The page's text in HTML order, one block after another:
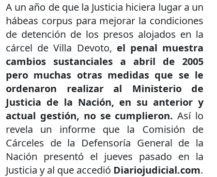
A un año de que la Justicia hiciera lugar a un
hábeas corpus para mejorar la condiciones
de detención de los presos alojados en la
cárcel de Villa Devoto, el penal muestra
cambios sustanciales a abril de 2005
pero muchas otras medidas que se le
ordenaron realizar al Ministerio de
Justicia de la Nación, en su anterior y
actual gestión, no se cumplieron. Así lo
revela un informe que la Comisión de
Cárceles de la Defensoría General de la
Nación presentó el jueves pasado en la
Justicia y al que accedió Diariojudicial.com.